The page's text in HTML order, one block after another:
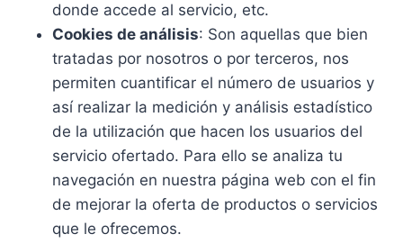
donde accede al servicio, etc.
Cookies de análisis: Son aquellas que bien
tratadas por nosotros o por terceros, nos
permiten cuantificar el número de usuarios y
así realizar la medición y análisis estadístico
de la utilización que hacen los usuarios del
servicio ofertado. Para ello se analiza tu
navegación en nuestra página web con el fin
de mejorar la oferta de productos o servicios
que le ofrecemos.